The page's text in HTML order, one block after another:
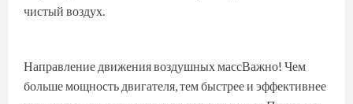
чистый воздух.
Направление движения воздушных массВажно! Чем
больше мощность двигателя, тем быстрее и эффективнее